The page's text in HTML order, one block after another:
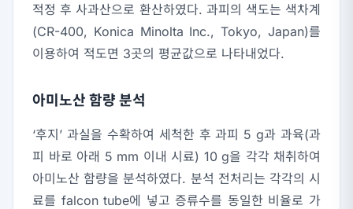
적정 후 사과산으로 환산하였다. 과피의 색도는 색차계
(CR-400, Konica Minolta Inc., Tokyo, Japan)를
이용하여 적도면 3곳의 평균값으로 나타내었다.
아미노산 함량 분석
‘후지’ 과실을 수확하여 세척한 후 과피 5 g과 과육(과
피 바로 아래 5 mm 이내 시료) 10 g을 각각 채취하여
아미노산 함량을 분석하였다. 분석 전처리는 각각의 시
료를 falcon tube에 넣고 증류수를 동일한 비율로 가